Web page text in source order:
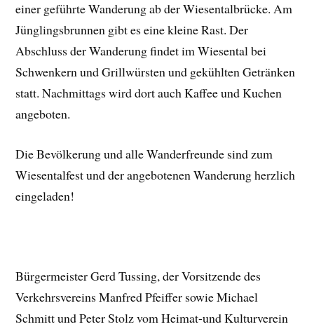
einer geführte Wanderung ab der Wiesentalbrücke. Am
Jünglingsbrunnen gibt es eine kleine Rast. Der
Abschluss der Wanderung findet im Wiesental bei
Schwenkern und Grillwürsten und gekühlten Getränken
statt. Nachmittags wird dort auch Kaffee und Kuchen
angeboten.
Die Bevölkerung und alle Wanderfreunde sind zum
Wiesentalfest und der angebotenen Wanderung herzlich
eingeladen!
Bürgermeister Gerd Tussing, der Vorsitzende des
Verkehrsvereins Manfred Pfeiffer sowie Michael
Schmitt und Peter Stolz vom Heimat-und Kulturverein